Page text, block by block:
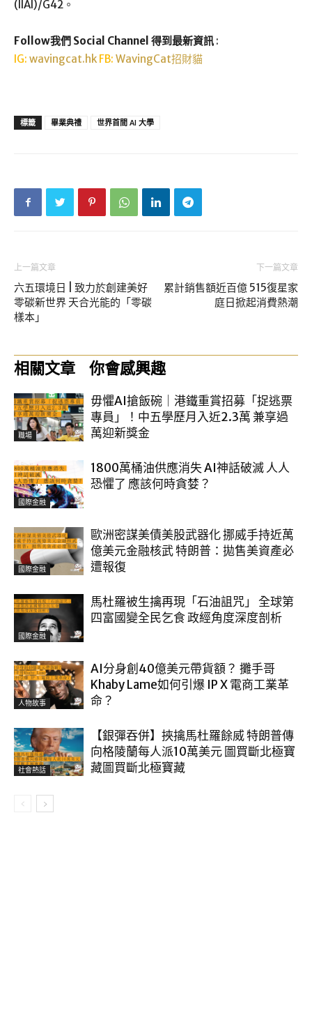
(IIAI)/G42。
Follow我們 Social Channel 得到最新資訊 :
IG: wavingcat.hk FB: WavingCat招財貓
標籤 畢業典禮 世界首間 AI 大學
上一篇文章
六五環境日 | 致力於創建美好
零碳新世界 天合光能的「零碳
樣本」
下一篇文章
累計銷售額近百億 515復星家
庭日掀起消費熱潮
相關文章 你會感興趣
職場
毋懼AI搶飯碗｜港鐵重賞招募「捉逃票
專員」！中五學歷月入近2.3萬 兼享過
萬迎新獎金
國際金融
1800萬桶油供應消失 AI神話破滅 人人
恐懼了 應該何時貪婪？
國際金融
歐洲密謀美債美股武器化 挪威手持近萬
億美元金融核武 特朗普：拋售美資產必
遭報復
國際金融
馬杜羅被生擒再現「石油詛咒」 全球第
四富國變全民乞食 政經角度深度剖析
人物故事
AI分身創40億美元帶貨額？ 攤手哥
Khaby Lame如何引爆 IP X 電商工業革
命？
社會熱話
【銀彈吞併】挾擒馬杜羅餘威 特朗普傳
向格陵蘭每人派10萬美元 圖買斷北極寶
藏圖買斷北極寶藏